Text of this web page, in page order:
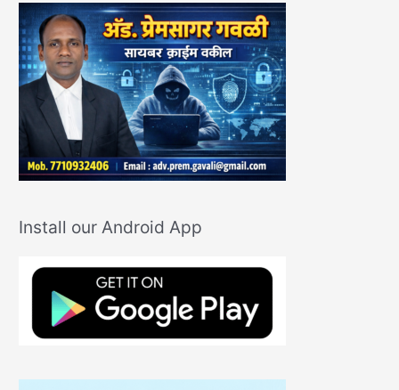
Install our Android App